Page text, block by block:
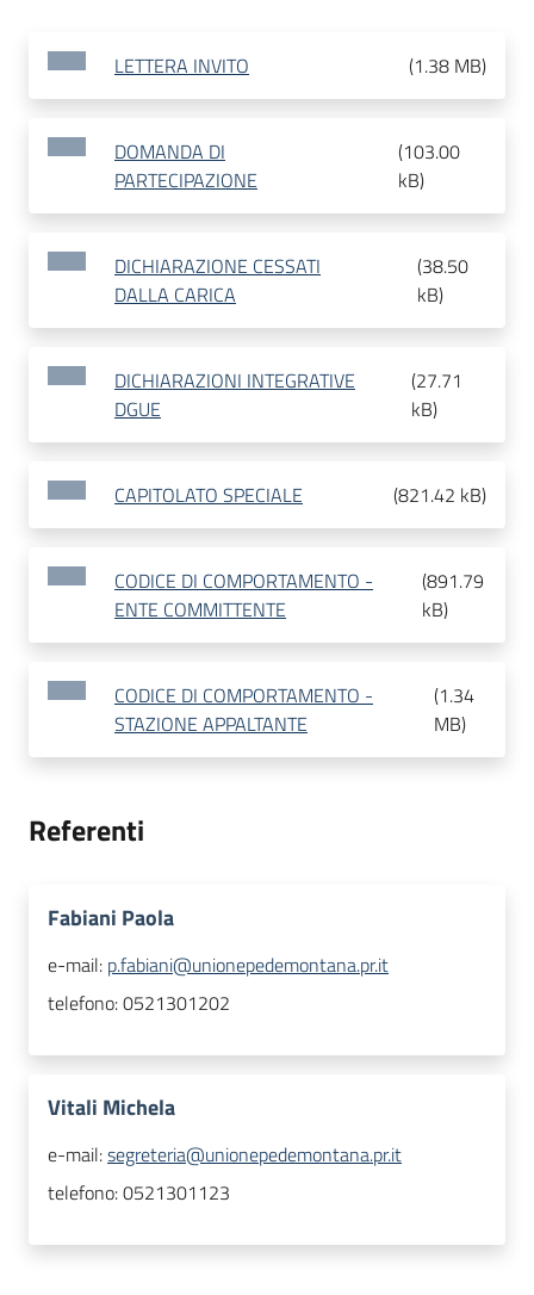
LETTERA INVITO (1.38 MB)
DOMANDA DI
PARTECIPAZIONE
(103.00
kB)
DICHIARAZIONE CESSATI
DALLA CARICA
(38.50
kB)
DICHIARAZIONI INTEGRATIVE
DGUE
(27.71
kB)
CAPITOLATO SPECIALE (821.42 kB)
CODICE DI COMPORTAMENTO -
ENTE COMMITTENTE
(891.79
kB)
CODICE DI COMPORTAMENTO -
STAZIONE APPALTANTE
(1.34
MB)
Referenti
Fabiani Paola
e-mail: p.fabiani@unionepedemontana.pr.it
telefono:0521301202
Vitali Michela
e-mail:segreteria@unionepedemontana.pr.it
telefono:0521301123